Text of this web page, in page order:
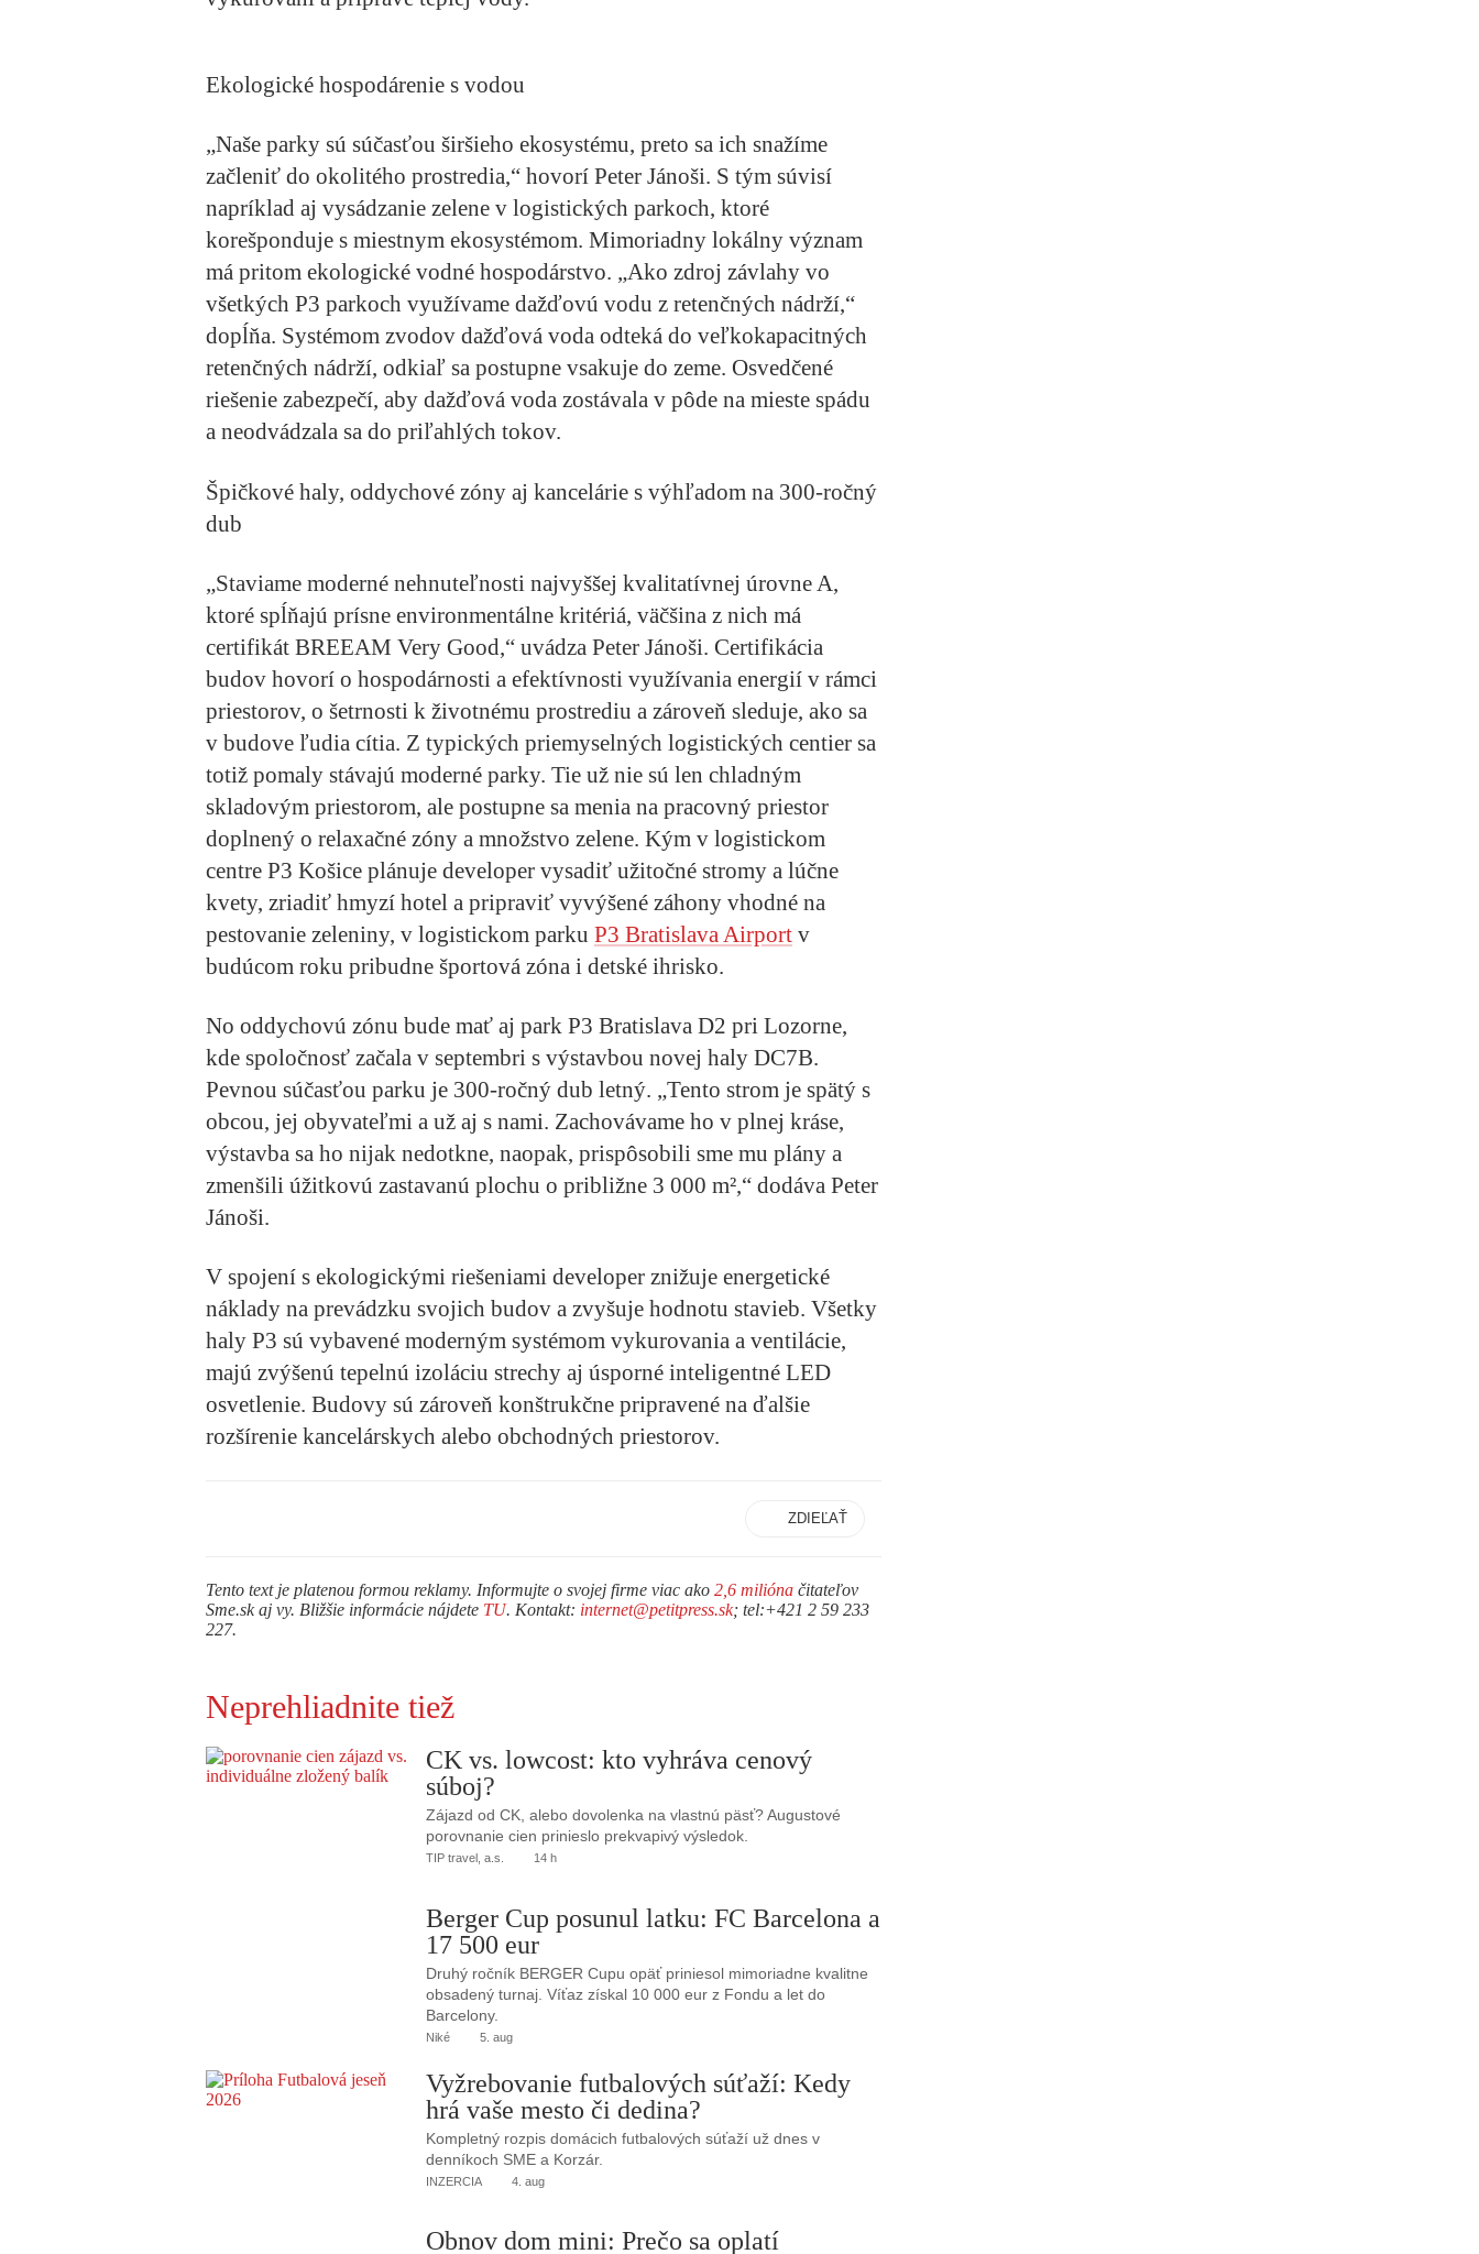
Ekologické hospodárenie s vodou
„Naše parky sú súčasťou širšieho ekosystému, preto sa ich snažíme
začleniť do okolitého prostredia,“ hovorí Peter Jánoši. S tým súvisí
napríklad aj vysádzanie zelene v logistických parkoch, ktoré
korešponduje s miestnym ekosystémom. Mimoriadny lokálny význam
má pritom ekologické vodné hospodárstvo. „Ako zdroj závlahy vo
všetkých P3 parkoch využívame dažďovú vodu z retenčných nádrží,“
dopĺňa. Systémom zvodov dažďová voda odteká do veľkokapacitných
retenčných nádrží, odkiaľ sa postupne vsakuje do zeme. Osvedčené
riešenie zabezpečí, aby dažďová voda zostávala v pôde na mieste spádu
a neodvádzala sa do priľahlých tokov.
Špičkové haly, oddychové zóny aj kancelárie s výhľadom na 300-ročný
dub
„Staviame moderné nehnuteľnosti najvyššej kvalitatívnej úrovne A,
ktoré spĺňajú prísne environmentálne kritériá, väčšina z nich má
certifikát BREEAM Very Good,“ uvádza Peter Jánoši. Certifikácia
budov hovorí o hospodárnosti a efektívnosti využívania energií v rámci
priestorov, o šetrnosti k životnému prostrediu a zároveň sleduje, ako sa
v budove ľudia cítia. Z typických priemyselných logistických centier sa
totiž pomaly stávajú moderné parky. Tie už nie sú len chladným
skladovým priestorom, ale postupne sa menia na pracovný priestor
doplnený o relaxačné zóny a množstvo zelene. Kým v logistickom
centre P3 Košice plánuje developer vysadiť užitočné stromy a lúčne
kvety, zriadiť hmyzí hotel a pripraviť vyvýšené záhony vhodné na
pestovanie zeleniny, v logistickom parku P3 Bratislava Airport v
budúcom roku pribudne športová zóna i detské ihrisko.
No oddychovú zónu bude mať aj park P3 Bratislava D2 pri Lozorne,
kde spoločnosť začala v septembri s výstavbou novej haly DC7B.
Pevnou súčasťou parku je 300-ročný dub letný. „Tento strom je spätý s
obcou, jej obyvateľmi a už aj s nami. Zachovávame ho v plnej kráse,
výstavba sa ho nijak nedotkne, naopak, prispôsobili sme mu plány a
zmenšili úžitkovú zastavanú plochu o približne 3 000 m²,“ dodáva Peter
Jánoši.
V spojení s ekologickými riešeniami developer znižuje energetické
náklady na prevádzku svojich budov a zvyšuje hodnotu stavieb. Všetky
haly P3 sú vybavené moderným systémom vykurovania a ventilácie,
majú zvýšenú tepelnú izoláciu strechy aj úsporné inteligentné LED
osvetlenie. Budovy sú zároveň konštrukčne pripravené na ďalšie
rozšírenie kancelárskych alebo obchodných priestorov.
ZDIEĽAŤ
Tento text je platenou formou reklamy. Informujte o svojej firme viac ako 2,6 milióna čitateľov
Sme.sk aj vy. Bližšie informácie nájdete TU. Kontakt: internet@petitpress.sk; tel:+421 2 59 233
227.
Neprehliadnite tiež
CK vs. lowcost: kto vyhráva cenový
súboj?
Zájazd od CK, alebo dovolenka na vlastnú päsť? Augustové
porovnanie cien prinieslo prekvapivý výsledok.
TIP travel, a.s. 14 h
Berger Cup posunul latku: FC Barcelona a
17 500 eur
Druhý ročník BERGER Cupu opäť priniesol mimoriadne kvalitne
obsadený turnaj. Víťaz získal 10 000 eur z Fondu a let do
Barcelony.
Niké 5. aug
Vyžrebovanie futbalových súťaží: Kedy
hrá vaše mesto či dedina?
Kompletný rozpis domácich futbalových súťaží už dnes v
denníkoch SME a Korzár.
INZERCIA 4. aug
Obnov dom mini: Prečo sa oplatí